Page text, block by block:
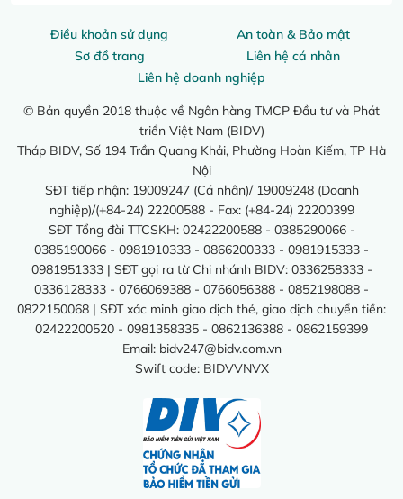
Điều khoản sử dụng
An toàn & Bảo mật
Sơ đồ trang
Liên hệ cá nhân
Liên hệ doanh nghiệp
© Bản quyền 2018 thuộc về Ngân hàng TMCP Đầu tư và Phát
triển Việt Nam (BIDV)
Tháp BIDV, Số 194 Trần Quang Khải, Phường Hoàn Kiếm, TP Hà
Nội
SĐT tiếp nhận: 19009247 (Cá nhân)/ 19009248 (Doanh
nghiệp)/(+84-24) 22200588 - Fax: (+84-24) 22200399
SĐT Tổng đài TTCSKH: 02422200588 - 0385290066 -
0385190066 - 0981910333 - 0866200333 - 0981915333 -
0981951333 | SĐT gọi ra từ Chi nhánh BIDV: 0336258333 -
0336128333 - 0766069388 - 0766056388 - 0852198088 -
0822150068 | SĐT xác minh giao dịch thẻ, giao dịch chuyển tiền:
02422200520 - 0981358335 - 0862136388 - 0862159399
Email: bidv247@bidv.com.vn
Swift code: BIDVVNVX